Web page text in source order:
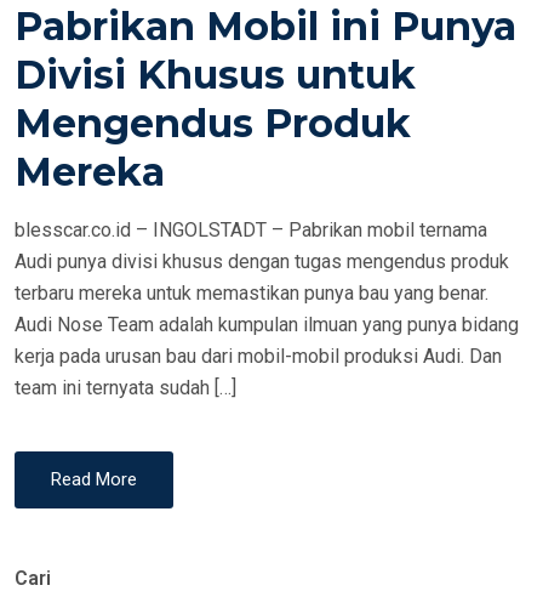
D
O
Pabrikan Mobil ini Punya
Divisi Khusus untuk
Mengendus Produk
Mereka
blesscar.co.id – INGOLSTADT – Pabrikan mobil ternama
Audi punya divisi khusus dengan tugas mengendus produk
terbaru mereka untuk memastikan punya bau yang benar.
Audi Nose Team adalah kumpulan ilmuan yang punya bidang
kerja pada urusan bau dari mobil-mobil produksi Audi. Dan
team ini ternyata sudah […]
Read More
Cari